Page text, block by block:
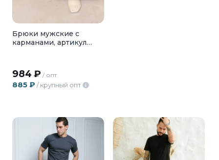
Брюки мужские с
карманами, артикул
984 ₽ / опт
885 ₽ / крупный опт i